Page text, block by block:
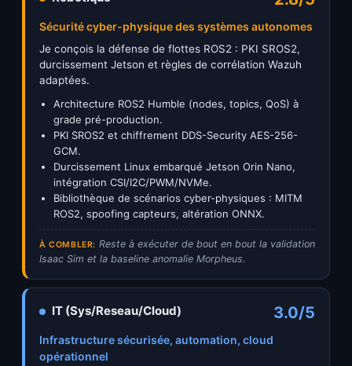
Sécurité cyber-physique des systèmes autonomes
Je conçois la défense de flottes ROS2 : PKI SROS2,
durcissement Jetson et règles de corrélation Wazuh
adaptées.
Architecture ROS2 Humble (nodes, topics, QoS) à
grade pré-production.
PKI SROS2 et chiffrement DDS-Security AES-256-
GCM.
Durcissement Linux embarqué Jetson Orin Nano,
intégration CSI/I2C/PWM/NVMe.
Bibliothèque de scénarios cyber-physiques : MITM
ROS2, spoofing capteurs, altération ONNX.
À COMBLER: Reste à exécuter de bout en bout la validation
Isaac Sim et la baseline anomalie Morpheus.
IT (Sys/Reseau/Cloud) 3.0/5
Infrastructure sécurisée, automation, cloud
opérationnel